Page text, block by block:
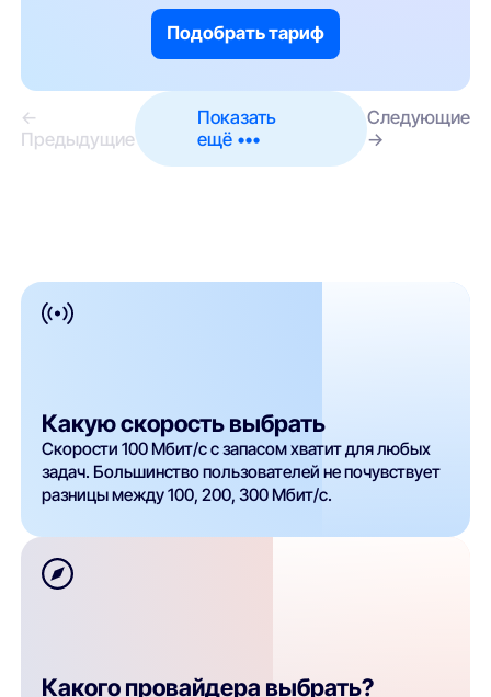
Подобрать тариф
←
Предыдущие
Показать
ещё •••
Следующие
→
Какую скорость выбрать
Скорости 100 Мбит/с с запасом хватит для любых
задач. Большинство пользователей не почувствует
разницы между 100, 200, 300 Мбит/с.
Какого провайдера выбрать?